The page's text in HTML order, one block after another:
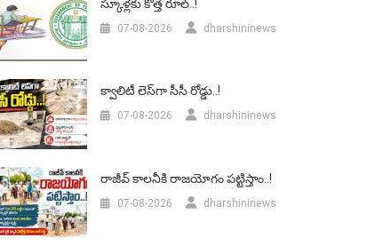
స్కూళ్లకు కొత్త రూల్..!
07-08-2026 dharshininews
క్వాలిటీ లెస్‌గా సీసీ రోడ్డు..!
07-08-2026 dharshininews
రాజీవ్ కాలనీకి రాజయోగం పట్టిస్తాం..!
07-08-2026 dharshininews